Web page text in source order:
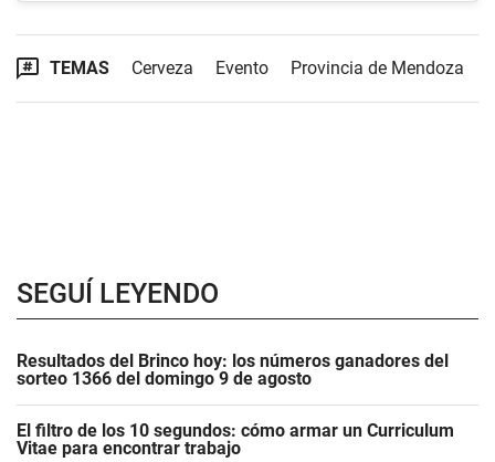
TEMAS Cerveza Evento Provincia de Mendoza
SEGUÍ LEYENDO
Resultados del Brinco hoy: los números ganadores del
sorteo 1366 del domingo 9 de agosto
El filtro de los 10 segundos: cómo armar un Curriculum
Vitae para encontrar trabajo